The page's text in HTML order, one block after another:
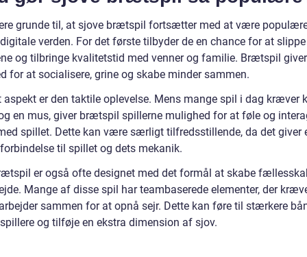
grunde til, at sjove brætspil fortsætter med at være
verden. For det første tilbyder de en chance for at
og tilbringe kvalitetstid med venner og familie. Brætspil
for at socialisere, grine og skabe minder sammen.
aspekt er den taktile oplevelse. Mens mange spil i dag kræver
en mus, giver brætspil spillerne mulighed for at føle og
spillet. Dette kan være særligt tilfredsstillende, da det giver
til spillet og dets mekanik.
er også ofte designet med det formål at skabe
Mange af disse spil har teambaserede elementer, der
sammen for at opnå sejr. Dette kan føre til stærkere
og tilføje en ekstra dimension af sjov.